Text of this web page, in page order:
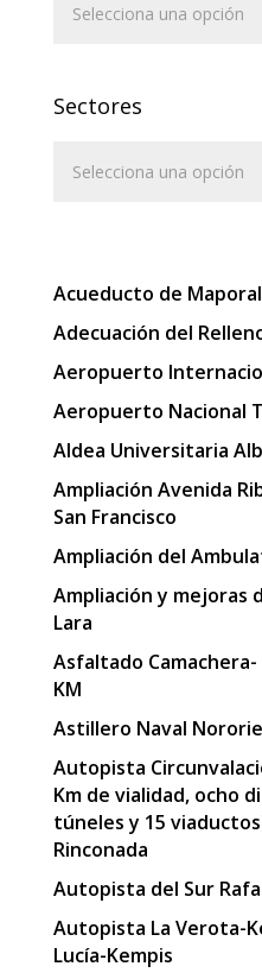
Sectores
Acueducto de Maporal
Adecuación del
Aeropuerto
Aeropuerto Nacional
Aldea Universitaria
Ampliación Avenida
San Francisco
Ampliación del
Ampliación y mejoras
Lara
Asfaltado Camachera-
KM
Astillero Naval
Autopista
Km de vialidad, ocho
túneles y 15
Rinconada
Autopista del Sur
Autopista La Verota-
Lucía-Kempis